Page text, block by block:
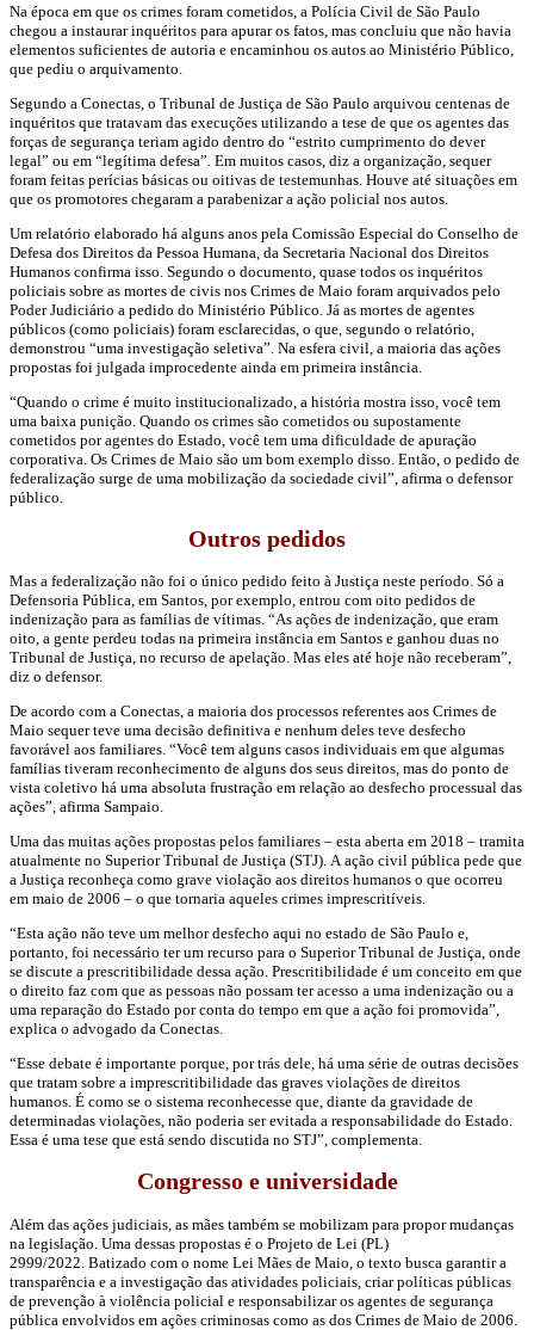
Na época em que os crimes foram cometidos, a Polícia Civil de São Paulo
chegou a instaurar inquéritos para apurar os fatos, mas concluiu que não havia
elementos suficientes de autoria e encaminhou os autos ao Ministério Público,
que pediu o arquivamento.
Segundo a Conectas, o Tribunal de Justiça de São Paulo arquivou centenas de
inquéritos que tratavam das execuções utilizando a tese de que os agentes das
forças de segurança teriam agido dentro do “estrito cumprimento do dever
legal” ou em “legítima defesa”. Em muitos casos, diz a organização, sequer
foram feitas perícias básicas ou oitivas de testemunhas. Houve até situações em
que os promotores chegaram a parabenizar a ação policial nos autos.
Um relatório elaborado há alguns anos pela Comissão Especial do Conselho de
Defesa dos Direitos da Pessoa Humana, da Secretaria Nacional dos Direitos
Humanos confirma isso. Segundo o documento, quase todos os inquéritos
policiais sobre as mortes de civis nos Crimes de Maio foram arquivados pelo
Poder Judiciário a pedido do Ministério Público. Já as mortes de agentes
públicos (como policiais) foram esclarecidas, o que, segundo o relatório,
demonstrou “uma investigação seletiva”. Na esfera civil, a maioria das ações
propostas foi julgada improcedente ainda em primeira instância.
“Quando o crime é muito institucionalizado, a história mostra isso, você tem
uma baixa punição. Quando os crimes são cometidos ou supostamente
cometidos por agentes do Estado, você tem uma dificuldade de apuração
corporativa. Os Crimes de Maio são um bom exemplo disso. Então, o pedido de
federalização surge de uma mobilização da sociedade civil”, afirma o defensor
público.
Outros pedidos
Mas a federalização não foi o único pedido feito à Justiça neste período. Só a
Defensoria Pública, em Santos, por exemplo, entrou com oito pedidos de
indenização para as famílias de vítimas. “As ações de indenização, que eram
oito, a gente perdeu todas na primeira instância em Santos e ganhou duas no
Tribunal de Justiça, no recurso de apelação. Mas eles até hoje não receberam”,
diz o defensor.
De acordo com a Conectas, a maioria dos processos referentes aos Crimes de
Maio sequer teve uma decisão definitiva e nenhum deles teve desfecho
favorável aos familiares. “Você tem alguns casos individuais em que algumas
famílias tiveram reconhecimento de alguns dos seus direitos, mas do ponto de
vista coletivo há uma absoluta frustração em relação ao desfecho processual das
ações”, afirma Sampaio.
Uma das muitas ações propostas pelos familiares – esta aberta em 2018 – tramita
atualmente no Superior Tribunal de Justiça (STJ). A ação civil pública pede que
a Justiça reconheça como grave violação aos direitos humanos o que ocorreu
em maio de 2006 – o que tornaria aqueles crimes imprescritíveis.
“Esta ação não teve um melhor desfecho aqui no estado de São Paulo e,
portanto, foi necessário ter um recurso para o Superior Tribunal de Justiça, onde
se discute a prescritibilidade dessa ação. Prescritibilidade é um conceito em que
o direito faz com que as pessoas não possam ter acesso a uma indenização ou a
uma reparação do Estado por conta do tempo em que a ação foi promovida”,
explica o advogado da Conectas.
“Esse debate é importante porque, por trás dele, há uma série de outras decisões
que tratam sobre a imprescritibilidade das graves violações de direitos
humanos. É como se o sistema reconhecesse que, diante da gravidade de
determinadas violações, não poderia ser evitada a responsabilidade do Estado.
Essa é uma tese que está sendo discutida no STJ”, complementa.
Congresso e universidade
Além das ações judiciais, as mães também se mobilizam para propor mudanças
na legislação. Uma dessas propostas é o Projeto de Lei (PL)
2999/2022. Batizado com o nome Lei Mães de Maio, o texto busca garantir a
transparência e a investigação das atividades policiais, criar políticas públicas
de prevenção à violência policial e responsabilizar os agentes de segurança
pública envolvidos em ações criminosas como as dos Crimes de Maio de 2006.